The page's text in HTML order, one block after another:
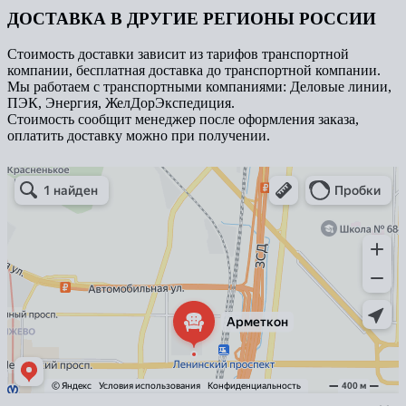
ДОСТАВКА В ДРУГИЕ РЕГИОНЫ РОССИИ
Стоимость доставки зависит из тарифов транспортной
компании, бесплатная доставка до транспортной компании.
Мы работаем с транспортными компаниями: Деловые линии,
ПЭК, Энергия, ЖелДорЭкспедиция.
Стоимость сообщит менеджер после оформления заказа,
оплатить доставку можно при получении.
Арметкон
Металлическая мебель в Санкт‑Петербурге
Торговое оборудование в Санкт‑Петербурге